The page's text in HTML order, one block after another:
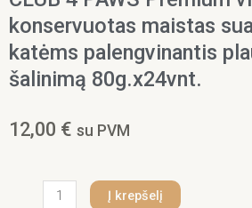
konservuotas maistas
katėms palengvinantis
šalinimą 80g.x24vnt.
12,00 € su PVM
produkto
Į krepšelį